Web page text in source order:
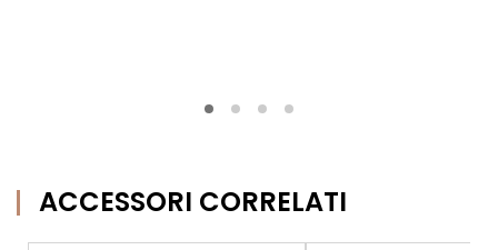
ACCESSORI CORRELATI